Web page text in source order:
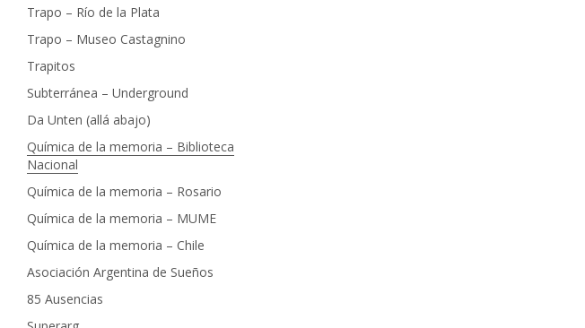
Trapo – Río de la Plata
Trapo – Museo Castagnino
Trapitos
Subterránea – Underground
Da Unten (allá abajo)
Química de la memoria – Biblioteca
Nacional
Química de la memoria – Rosario
Química de la memoria – MUME
Química de la memoria – Chile
Asociación Argentina de Sueños
85 Ausencias